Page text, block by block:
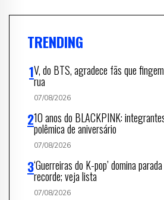
TRENDING
V, do BTS, agradece fãs que
rua
07/08/2026
10 anos do BLACKPINK:
polêmica de aniversário
07/08/2026
‘Guerreiras do K-pop’ domina
recorde; veja lista
07/08/2026